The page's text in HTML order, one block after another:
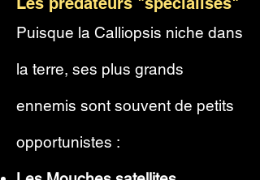
Puisque la Calliopsis niche dans
la terre, ses plus grands
ennemis sont souvent de petits
opportunistes :